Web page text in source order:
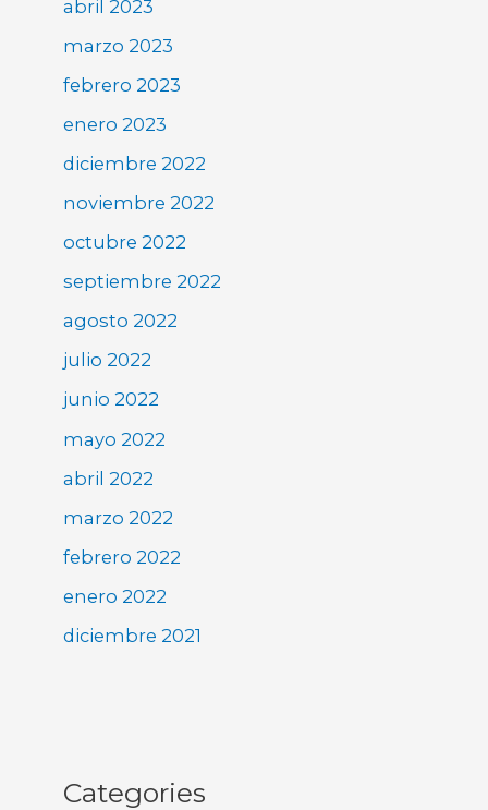
abril 2023
marzo 2023
febrero 2023
enero 2023
diciembre 2022
noviembre 2022
octubre 2022
septiembre 2022
agosto 2022
julio 2022
junio 2022
mayo 2022
abril 2022
marzo 2022
febrero 2022
enero 2022
diciembre 2021
Categories